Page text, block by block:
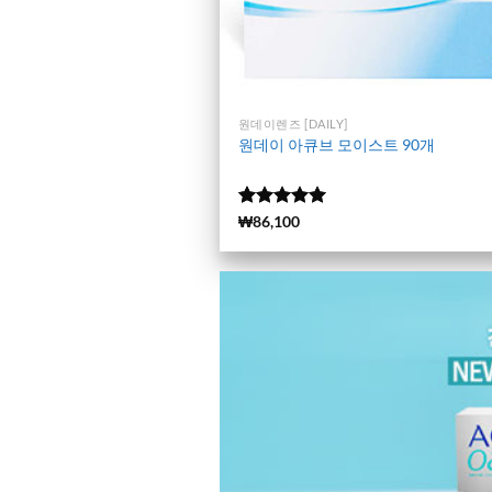
원데이렌즈 [DAILY]
원데이 아큐브 모이스트 90개
5 중에서
가됨
(13115)
₩86,100